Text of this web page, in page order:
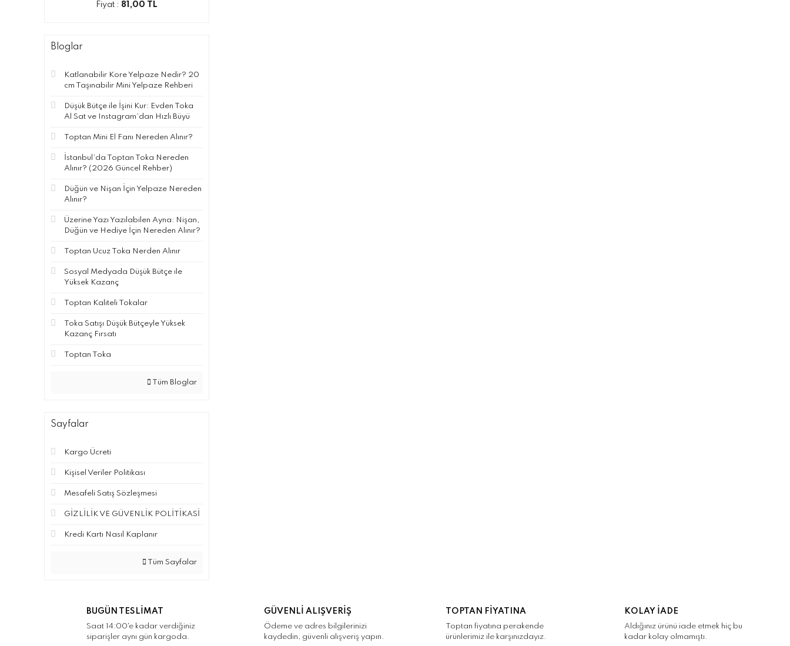
Fiyat : 81,00 TL
Bloglar
Katlanabilir Kore Yelpaze Nedir? 20
cm Taşınabilir Mini Yelpaze Rehberi
Düşük Bütçe ile İşini Kur: Evden Toka
Al Sat ve Instagram’dan Hızlı Büyü
Toptan Mini El Fanı Nereden Alınır?
İstanbul’da Toptan Toka Nereden
Alınır? (2026 Güncel Rehber)
Düğün ve Nişan İçin Yelpaze Nereden
Alınır?
Üzerine Yazı Yazılabilen Ayna: Nişan,
Düğün ve Hediye İçin Nereden Alınır?
Toptan Ucuz Toka Nerden Alınır
Sosyal Medyada Düşük Bütçe ile
Yüksek Kazanç
Toptan Kaliteli Tokalar
Toka Satışı Düşük Bütçeyle Yüksek
Kazanç Fırsatı
Toptan Toka
Tüm Bloglar
Sayfalar
Kargo Ücreti
Kişisel Veriler Politikası
Mesafeli Satış Sözleşmesi
GİZLİLİK VE GÜVENLİK POLİTİKASİ
Kredi Kartı Nasıl Kaplanır
Tüm Sayfalar
BUGÜN TESLİMAT
Saat 14:00'e kadar verdiğiniz
siparişler aynı gün kargoda.
GÜVENLİ ALIŞVERİŞ
Ödeme ve adres bilgilerinizi
kaydedin, güvenli alışveriş yapın.
TOPTAN FİYATINA
Toptan fiyatına perakende
ürünlerimiz ile karşınızdayız.
KOLAY İADE
Aldığınız ürünü iade etmek hiç bu
kadar kolay olmamıştı.